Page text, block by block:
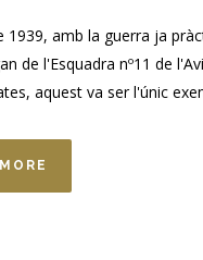
1939, amb la guerra ja
de l'Esquadra nº11 de
aquest va ser l'únic